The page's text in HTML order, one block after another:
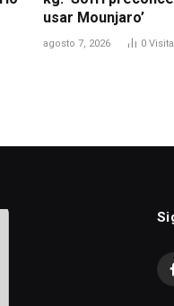
usar Mounjaro’
agosto 7, 2026 0